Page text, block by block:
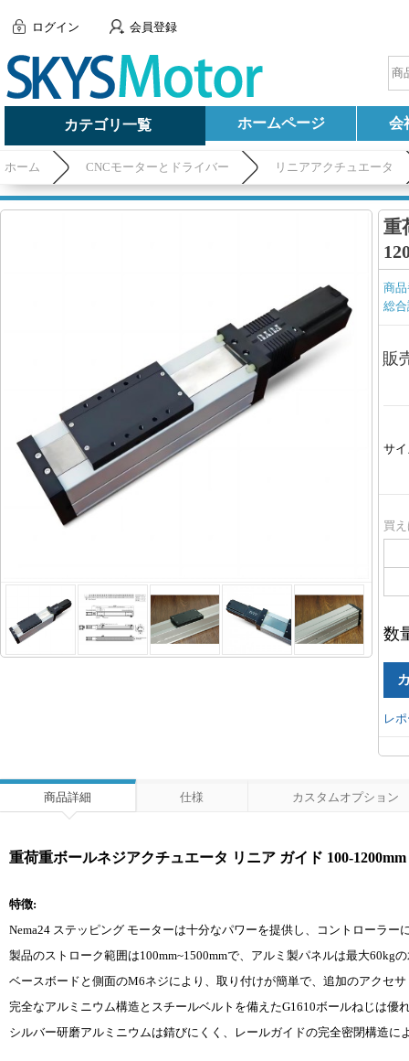
ログイン 会員登録
カテゴリ一覧 ホームページ 会
ホーム CNCモーターとドライバー リニアアクチュエータ
重
商
総
販
サ
買
数
レ
商品詳細 仕様 カスタムオプション
重荷重ボールネジアクチュエータ リニア ガイド 100-
特徴:
Nema24 ステッピング モーターは十分なパワーを提供し、コントローラー
製品のストローク範囲は100mm~1500mmで、アルミ製パネルは最大60kg
ベースボードと側面のM6ネジにより、取り付けが簡単で、追加のアクセ
完全なアルミニウム構造とスチールベルトを備えたG1610ボールねじは優
シルバー研磨アルミニウムは錆びにくく、レールガイドの完全密閉構造